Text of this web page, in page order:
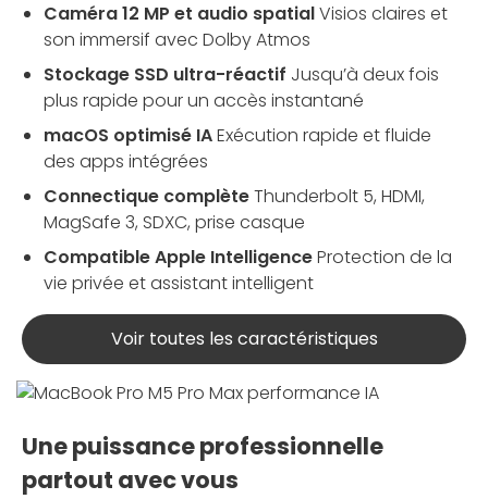
Caméra 12 MP et audio spatialVisios claires et
son immersif avec Dolby Atmos
Stockage SSD ultra-réactif Jusqu’à deux fois
plus rapide pour un accès instantané
macOS optimisé IAExécution rapide et fluide
des apps intégrées
Connectique complèteThunderbolt 5, HDMI,
MagSafe 3, SDXC, prise casque
Compatible Apple IntelligenceProtection de la
vie privée et assistant intelligent
Voir toutes les caractéristiques
Une puissance professionnelle
partout avec vous